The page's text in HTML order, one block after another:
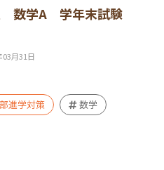
数学A 学年末試験
03月31日
進学対策
数学